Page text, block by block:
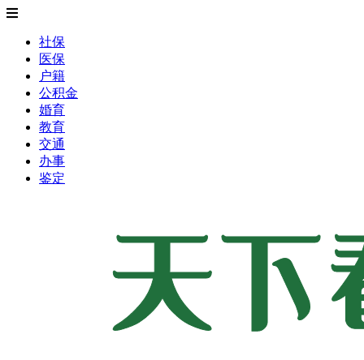
社保
医保
户籍
公积金
婚育
教育
交通
办事
鉴定